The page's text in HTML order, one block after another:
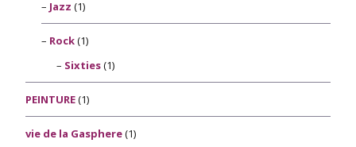
Jazz (1)
Rock(1)
Sixties(1)
PEINTURE(1)
vie de la Gasphere(1)